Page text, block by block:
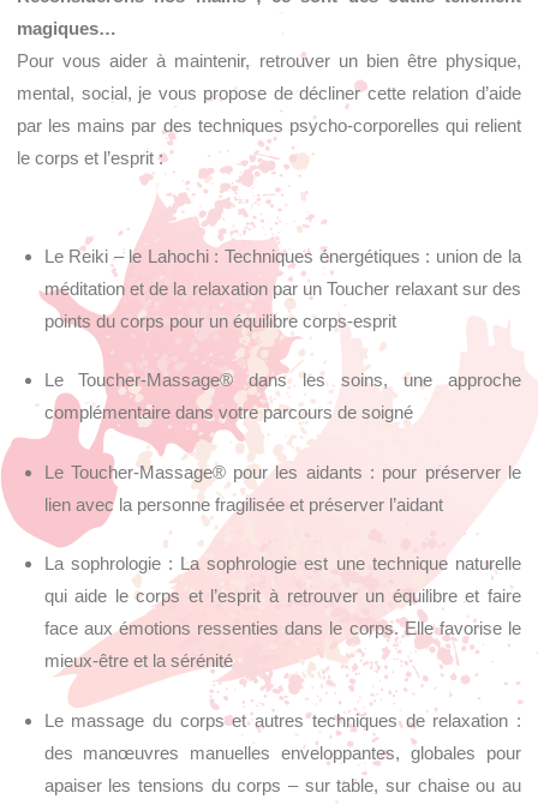
magiques…
Pour vous aider à maintenir, retrouver un bien être physique,
mental, social, je vous propose de décliner cette relation d’aide
par les mains par des techniques psycho-corporelles qui relient
le corps et l’esprit :
Le Reiki – le Lahochi : Techniques énergétiques : union de la
méditation et de la relaxation par un Toucher relaxant sur des
points du corps pour un équilibre corps-esprit
Le Toucher-Massage® dans les soins, une approche
complémentaire dans votre parcours de soigné
Le Toucher-Massage® pour les aidants : pour préserver le
lien avec la personne fragilisée et préserver l’aidant
La sophrologie : La sophrologie est une technique naturelle
qui aide le corps et l’esprit à retrouver un équilibre et faire
face aux émotions ressenties dans le corps. Elle favorise le
mieux-être et la sérénité
Le massage du corps et autres techniques de relaxation :
des manœuvres manuelles enveloppantes, globales pour
apaiser les tensions du corps – sur table, sur chaise ou au